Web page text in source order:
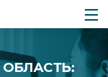
ОБЛАСТЬ: